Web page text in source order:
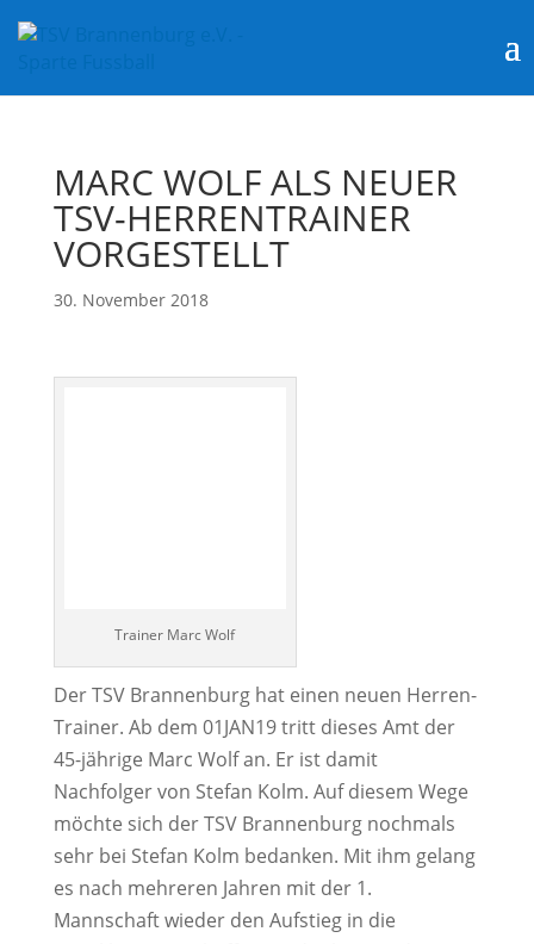
MARC WOLF ALS NEUER
TSV-HERRENTRAINER
VORGESTELLT
30. November 2018
Trainer Marc Wolf
Der TSV Brannenburg hat einen neuen Herren-
Trainer. Ab dem 01JAN19 tritt dieses Amt der
45-jährige Marc Wolf an. Er ist damit
Nachfolger von Stefan Kolm. Auf diesem Wege
möchte sich der TSV Brannenburg nochmals
sehr bei Stefan Kolm bedanken. Mit ihm gelang
es nach mehreren Jahren mit der 1.
Mannschaft wieder den Aufstieg in die